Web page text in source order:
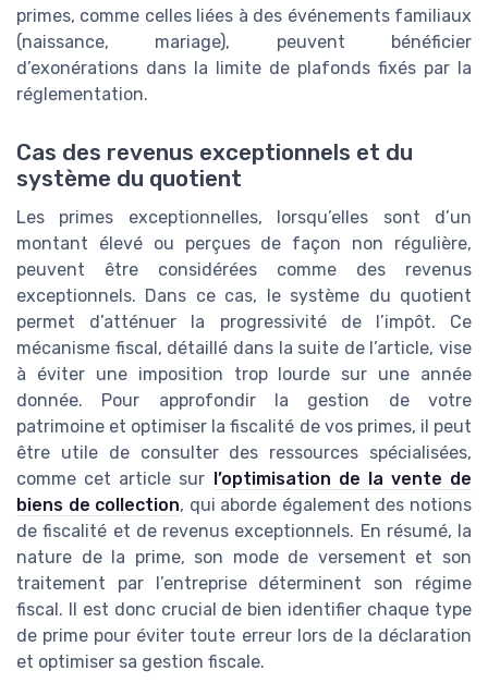
primes, comme celles liées à des événements familiaux
(naissance, mariage), peuvent bénéficier
d’exonérations dans la limite de plafonds fixés par la
réglementation.
Cas des revenus exceptionnels et du
système du quotient
Les primes exceptionnelles, lorsqu’elles sont d’un
montant élevé ou perçues de façon non régulière,
peuvent être considérées comme des revenus
exceptionnels. Dans ce cas, le système du quotient
permet d’atténuer la progressivité de l’impôt. Ce
mécanisme fiscal, détaillé dans la suite de l’article, vise
à éviter une imposition trop lourde sur une année
donnée. Pour approfondir la gestion de votre
patrimoine et optimiser la fiscalité de vos primes, il peut
être utile de consulter des ressources spécialisées,
comme cet article sur l’optimisation de la vente de
biens de collection, qui aborde également des notions
de fiscalité et de revenus exceptionnels. En résumé, la
nature de la prime, son mode de versement et son
traitement par l’entreprise déterminent son régime
fiscal. Il est donc crucial de bien identifier chaque type
de prime pour éviter toute erreur lors de la déclaration
et optimiser sa gestion fiscale.